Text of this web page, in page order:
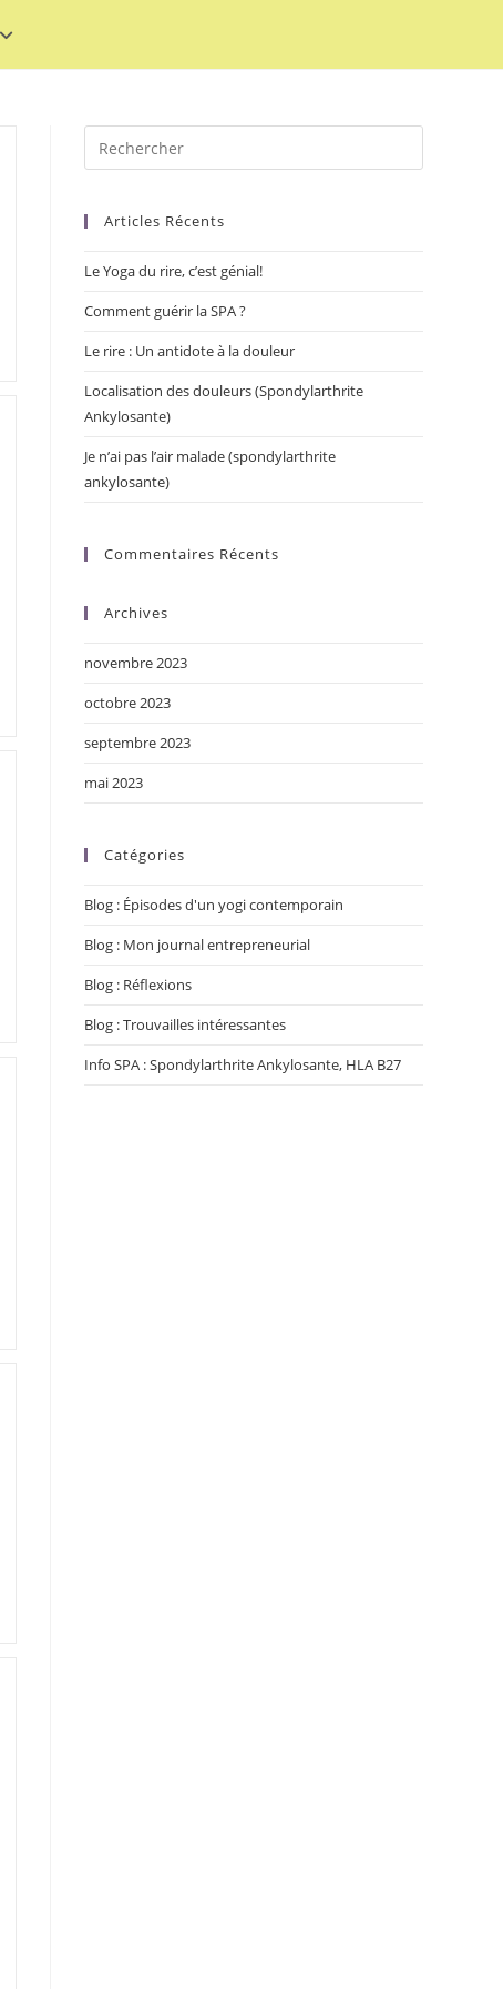
Articles Récents
Le Yoga du rire, c’est génial!
Comment guérir la SPA ?
Le rire : Un antidote à la douleur
Localisation des douleurs (Spondylarthrite
Ankylosante)
Je n’ai pas l’air malade (spondylarthrite
ankylosante)
Commentaires Récents
Archives
novembre 2023
octobre 2023
septembre 2023
mai 2023
Catégories
Blog : Épisodes d'un yogi contemporain
Blog : Mon journal entrepreneurial
Blog : Réflexions
Blog : Trouvailles intéressantes
Info SPA : Spondylarthrite Ankylosante, HLA B27